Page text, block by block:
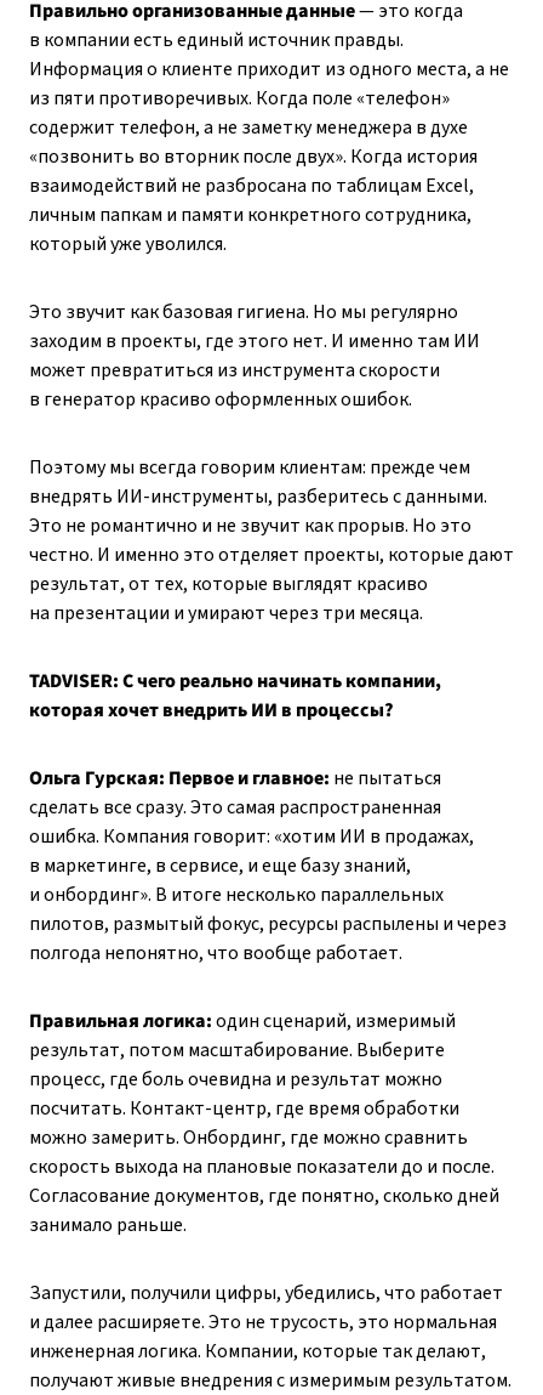
Правильно организованные данные— это когда
в компании есть единый источник правды.
Информация о клиенте приходит из одного места, а не
из пяти противоречивых. Когда поле «телефон»
содержит телефон, а не заметку менеджера в духе
«позвонить во вторник после двух». Когда история
взаимодействий не разбросана по таблицам Excel,
личным папкам и памяти конкретного сотрудника,
который уже уволился.
Это звучит как базовая гигиена. Но мы регулярно
заходим в проекты, где этого нет. И именно там ИИ
может превратиться из инструмента скорости
в генератор красиво оформленных ошибок.
Поэтому мы всегда говорим клиентам: прежде чем
внедрять ИИ-инструменты, разберитесь с данными.
Это не романтично и не звучит как прорыв. Но это
честно. И именно это отделяет проекты, которые дают
результат, от тех, которые выглядят красиво
на презентации и умирают через три месяца.
TADVISER: С чего реально начинать компании,
которая хочет внедрить ИИ в процессы?
Ольга Гурская: Первое и главное: не пытаться
сделать все сразу. Это самая распространенная
ошибка. Компания говорит: «хотим ИИ в продажах,
в маркетинге, в сервисе, и еще базу знаний,
и онбординг». В итоге несколько параллельных
пилотов, размытый фокус, ресурсы распылены и через
полгода непонятно, что вообще работает.
Правильная логика:один сценарий, измеримый
результат, потом масштабирование. Выберите
процесс, где боль очевидна и результат можно
посчитать. Контакт-центр, где время обработки
можно замерить. Онбординг, где можно сравнить
скорость выхода на плановые показатели до и после.
Согласование документов, где понятно, сколько дней
занимало раньше.
Запустили, получили цифры, убедились, что работает
и далее расширяете. Это не трусость, это нормальная
инженерная логика. Компании, которые так делают,
получают живые внедрения с измеримым результатом.